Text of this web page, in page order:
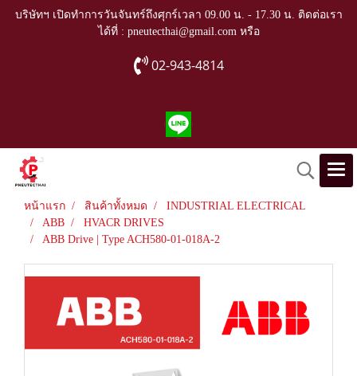
บริษัทฯ เปิดทำการวันจันทร์ถึงศุกร์เวลา 09.00 น. - 17.30 น. ติดต่อเรา
ได้ที่ : pneutecthai@gmail.com หรือ
02-943-4814
หน้าแรก สินค้าทั้งหมด
INDUSTRIAL ELECTRICAL
ABB
HVACR DRIVES
ABB Drive | Type ACH580-01-018A-2